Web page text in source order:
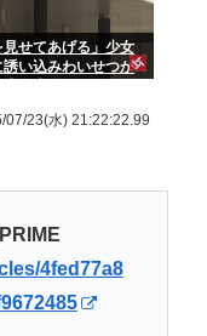
見せてあげる」少女
誘い込みわいせつか
07/23(水) 21:22:22.99
4fed77a8